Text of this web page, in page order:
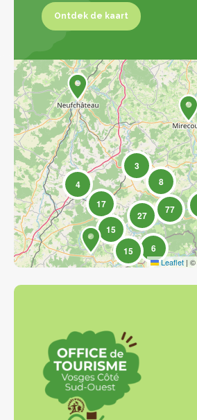
Ontdek de kaart
6
15
8
15
17
4
27 77
3
Leaflet | ©